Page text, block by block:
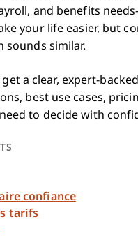
and benefits
your life easier, but
sounds similar.
a clear, expert-
best use cases,
to decide with
confiance
tarifs